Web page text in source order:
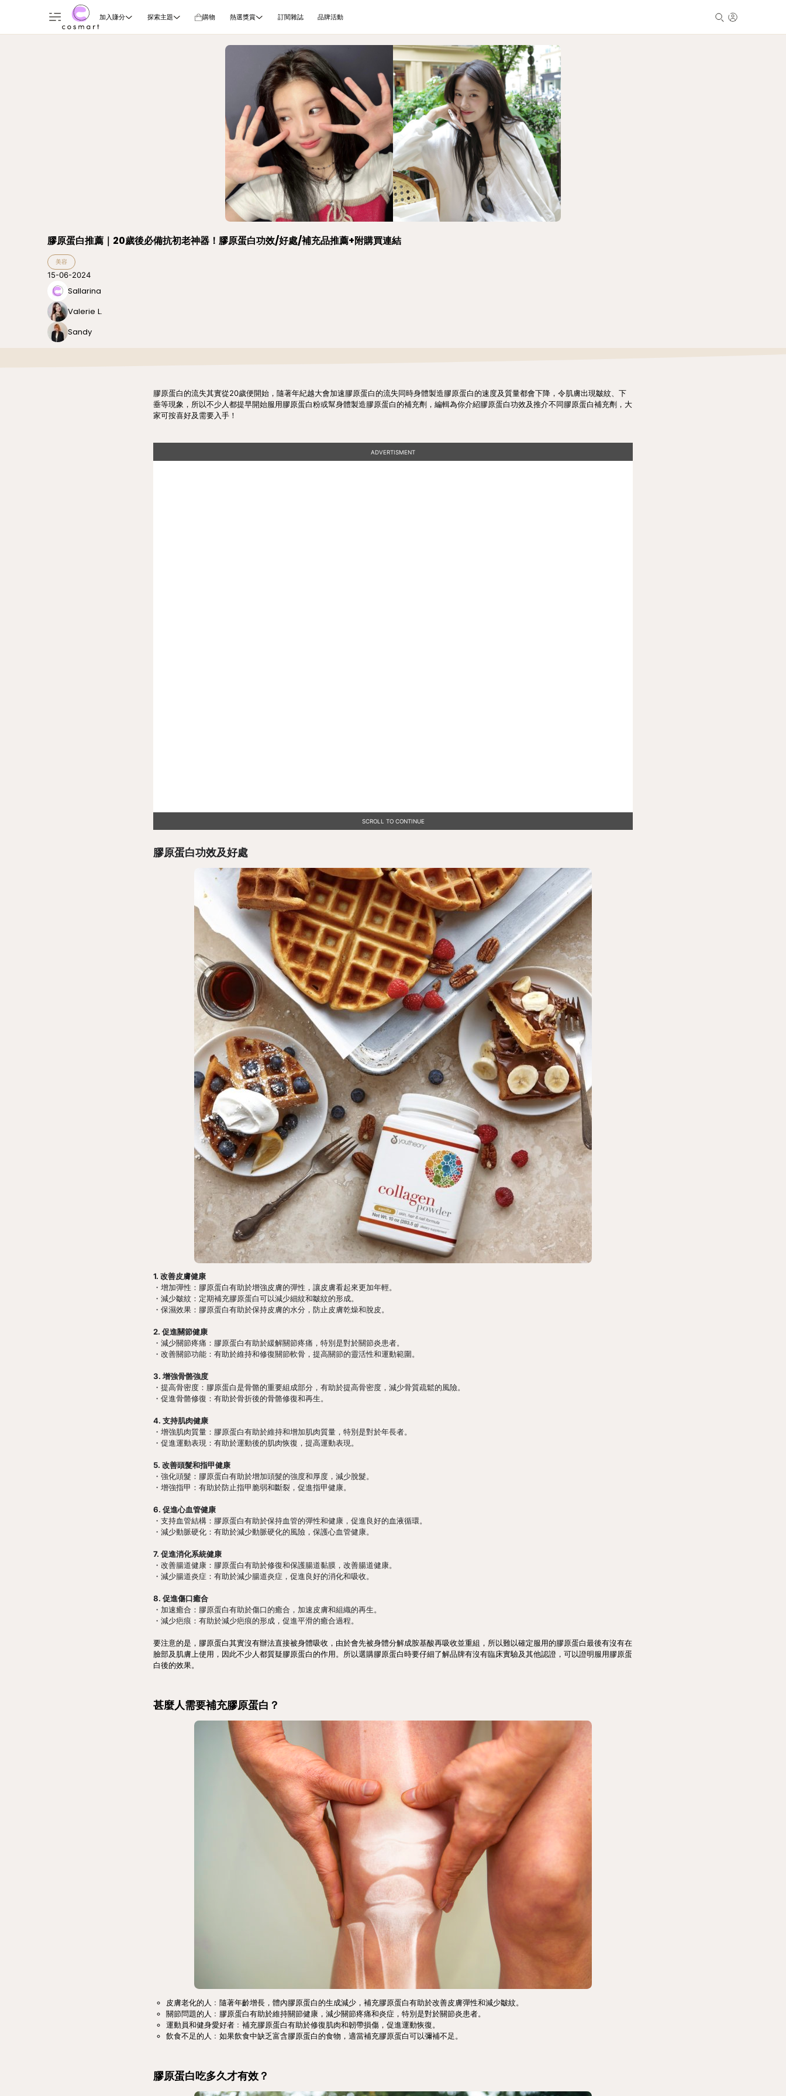
加入賺分 探索主題 購物 熱選獎賞 訂閱雜誌 品牌活動
膠原蛋白推薦｜20歲後必備抗初老神器！膠原蛋白功效/好處/補充品推薦+附購買連結
美容
15-06-2024
Sallarina
Valerie L.
Sandy
膠原蛋白的流失其實從20歲便開始，隨著年紀越大會加速膠原蛋白的流失同時身體製造膠原蛋白的速度及質量都會下降，令肌膚出現皺紋、下
垂等現象，所以不少人都提早開始服用膠原蛋白粉或幫身體製造膠原蛋白的補充劑，編輯為你介紹膠原蛋白功效及推介不同膠原蛋白補充劑，大
家可按喜好及需要入手！
ADVERTISMENT
SCROLL TO CONTINUE
膠原蛋白功效及好處
1. 改善皮膚健康
・增加彈性：膠原蛋白有助於增強皮膚的彈性，讓皮膚看起來更加年輕。
・減少皺紋：定期補充膠原蛋白可以減少細紋和皺紋的形成。
・保濕效果：膠原蛋白有助於保持皮膚的水分，防止皮膚乾燥和脫皮。
2. 促進關節健康
・減少關節疼痛：膠原蛋白有助於緩解關節疼痛，特別是對於關節炎患者。
・改善關節功能：有助於維持和修復關節軟骨，提高關節的靈活性和運動範圍。
3. 增強骨骼強度
・提高骨密度：膠原蛋白是骨骼的重要組成部分，有助於提高骨密度，減少骨質疏鬆的風險。
・促進骨骼修復：有助於骨折後的骨骼修復和再生。
4. 支持肌肉健康
・增強肌肉質量：膠原蛋白有助於維持和增加肌肉質量，特別是對於年長者。
・促進運動表現：有助於運動後的肌肉恢復，提高運動表現。
5. 改善頭髮和指甲健康
・強化頭髮：膠原蛋白有助於增加頭髮的強度和厚度，減少脫髮。
・增強指甲：有助於防止指甲脆弱和斷裂，促進指甲健康。
6. 促進心血管健康
・支持血管結構：膠原蛋白有助於保持血管的彈性和健康，促進良好的血液循環。
・減少動脈硬化：有助於減少動脈硬化的風險，保護心血管健康。
7. 促進消化系統健康
・改善腸道健康：膠原蛋白有助於修復和保護腸道黏膜，改善腸道健康。
・減少腸道炎症：有助於減少腸道炎症，促進良好的消化和吸收。
8. 促進傷口癒合
・加速癒合：膠原蛋白有助於傷口的癒合，加速皮膚和組織的再生。
・減少疤痕：有助於減少疤痕的形成，促進平滑的癒合過程。
要注意的是， 膠原蛋白其實沒有辦法直接被身體吸收，由於會先被身體分解成胺基酸再吸收並重組，所以難以確定服用的膠原蛋白最後有沒有在
臉部及肌膚上使用，因此不少人都質疑膠原蛋白的作用。所以選購膠原蛋白時要仔細了解品牌有沒有臨床實驗及其他認證，可以證明服用膠原蛋
白後的效果。
甚麼人需要補充膠原蛋白？
皮膚老化的人﹕隨著年齡增長，體內膠原蛋白的生成減少，補充膠原蛋白有助於改善皮膚彈性和減少皺紋。
關節問題的人﹕膠原蛋白有助於維持關節健康，減少關節疼痛和炎症，特別是對於關節炎患者。
運動員和健身愛好者﹕補充膠原蛋白有助於修復肌肉和韌帶損傷，促進運動恢復。
飲食不足的人﹕如果飲食中缺乏富含膠原蛋白的食物，適當補充膠原蛋白可以彌補不足。
膠原蛋白吃多久才有效？